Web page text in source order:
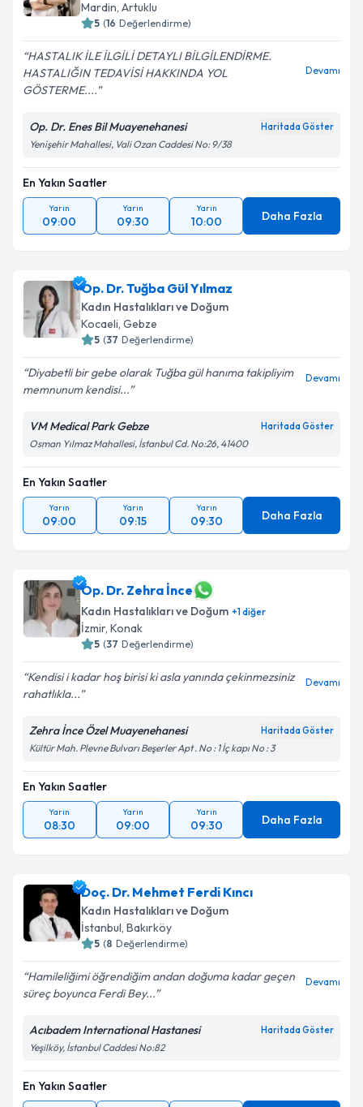
Mardin, Artuklu
5 (16 Değerlendirme)
HASTALIK İLE İLGİLİ DETAYLI BİLGİLENDİRME.
HASTALIĞIN TEDAVİSİ HAKKINDA YOL
GÖSTERME....
Devamı
Op. Dr. Enes Bil Muayenehanesi Haritada Göster
Yenişehir Mahallesi, Vali Ozan Caddesi No: 9/38
En Yakın Saatler
Yarın
09:00
Yarın
09:30
Yarın
10:00 Daha Fazla
Op. Dr. Tuğba Gül Yılmaz
Kadın Hastalıkları ve Doğum
Kocaeli, Gebze
5 (37 Değerlendirme)
Diyabetli bir gebe olarak Tuğba gül hanıma takipliyim
memnunum kendisi...
Devamı
VM Medical Park Gebze Haritada Göster
Osman Yılmaz Mahallesi, İstanbul Cd. No:26, 41400
En Yakın Saatler
Yarın
09:00
Yarın
09:15
Yarın
09:30 Daha Fazla
Op. Dr. Zehra İnce
Kadın Hastalıkları ve Doğum +1diğer
İzmir, Konak
5 (37 Değerlendirme)
Kendisi i kadar hoş birisi ki asla yanında çekinmezsiniz
rahatlıkla...
Devamı
Zehra İnce Özel Muayenehanesi Haritada Göster
Kültür Mah. Plevne Bulvarı Beşerler Apt . No : 1 İç kapı No : 3
En Yakın Saatler
Yarın
08:30
Yarın
09:00
Yarın
09:30 Daha Fazla
Doç. Dr. Mehmet Ferdi Kıncı
Kadın Hastalıkları ve Doğum
İstanbul, Bakırköy
5 (8 Değerlendirme)
Hamileliğimi öğrendiğim andan doğuma kadar geçen
süreç boyunca Ferdi Bey...
Devamı
Acıbadem International Hastanesi Haritada Göster
Yeşilköy, İstanbul Caddesi No:82
En Yakın Saatler